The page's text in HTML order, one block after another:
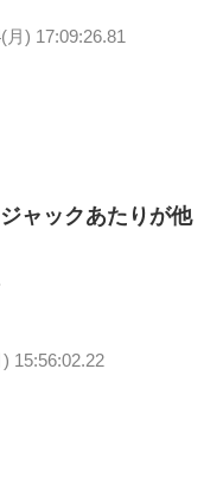
月) 17:09:26.81
ャックあたりが他
15:56:02.22